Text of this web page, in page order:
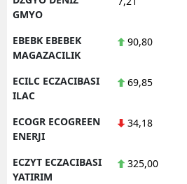
GMYO
EBEBK EBEBEK
MAGAZACILIK
90,80
ECILC ECZACIBASI
ILAC
69,85
ECOGR ECOGREEN
ENERJI
34,18
ECZYT ECZACIBASI
YATIRIM
325,00